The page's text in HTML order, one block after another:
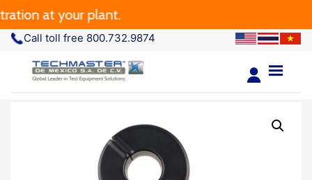
at your plant.
Call toll free 800.732.9874